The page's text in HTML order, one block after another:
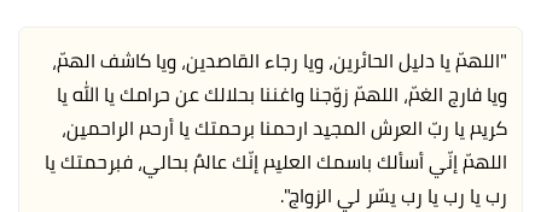
"اللهمّ يا دليل الحائرين، ويا رجاء القاصدين، ويا كاشف الهمّ،
ويا فارج الغمّ، اللهمّ زوّجنا واغننا بحلالك عن حرامك يا الله يا
كريم يا ربّ العرش المجيد ارحمنا برحمتك يا أرحم الراحمين،
اللهمّ إنّي أسألك باسمك العليم إنّك عالمٌ بحالي، فبرحمتك يا
رب يا رب يا رب يسّر لي الزواج".